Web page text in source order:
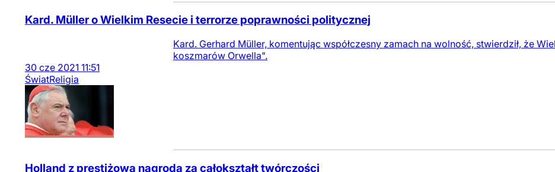
Kard. Müller o Wielkim Resecie i terrorze poprawności politycznej
Kard. Gerhard Müller, komentując współczesny zamach na wolność, stwierdził, że
koszmarów Orwella".
30 cze 2021 11:51
ŚwiatReligia
Holland z prestiżową nagrodą za całokształt twórczości